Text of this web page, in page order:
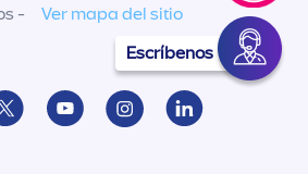
Escríbenos
-
Ver mapa del sitio